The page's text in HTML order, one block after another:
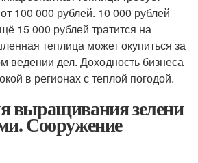
100 000 рублей. 10 000 рублей
15 000 рублей тратится на
теплица может окупиться за
ведении дел. Доходность бизнеса
в регионах с теплой погодой.
выращивания зелени
Сооружение